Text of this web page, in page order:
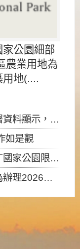
公園細部
農業用地為
地(....
密切注意動向及早完成防災應變準備
如是觀
範圍、時間及行為」，自即日生效。
戒及協調相關事宜，因颱風備案事宜